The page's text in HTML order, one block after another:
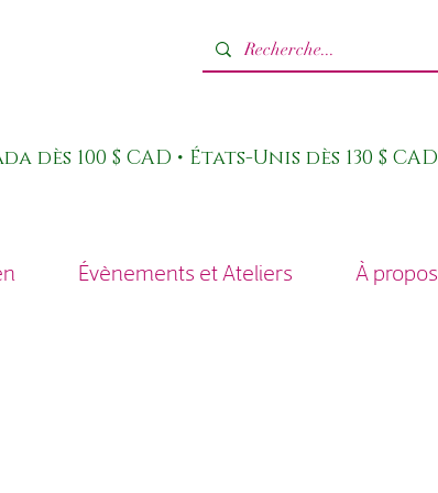
100 $ CAD • États-Unis dès 130 $ CAD
Évènements et Ateliers À propos